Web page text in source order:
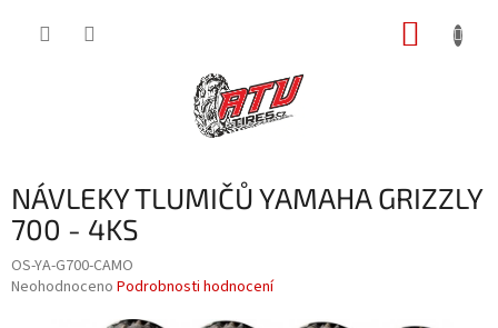
NÁVLEKY TLUMIČŮ YAMAHA GRIZZLY
700 - 4KS
OS-YA-G700-CAMO
Průměrné
Neohodnoceno Podrobnosti hodnocení